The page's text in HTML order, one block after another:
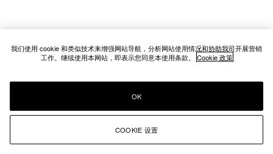
我们使用 cookie 和类似技术来增强网站导航，分析网站使用情况和协助我司开展营销
工作。继续使用本网站，即表示您同意本使用条款。 Cookie 政策
COOKIE 设置
OK